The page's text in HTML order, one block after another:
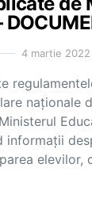
4 martie 2022
naționale
informații
elevilor,